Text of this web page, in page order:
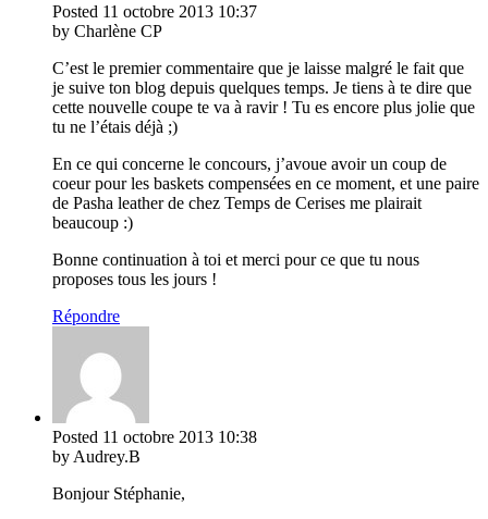
Posted 11 octobre 2013 10:37
by Charlène CP
C’est le premier commentaire que je laisse malgré le fait que
je suive ton blog depuis quelques temps. Je tiens à te dire que
cette nouvelle coupe te va à ravir ! Tu es encore plus jolie que
tu ne l’étais déjà ;)
En ce qui concerne le concours, j’avoue avoir un coup de
coeur pour les baskets compensées en ce moment, et une paire
de Pasha leather de chez Temps de Cerises me plairait
beaucoup :)
Bonne continuation à toi et merci pour ce que tu nous
proposes tous les jours !
Répondre
Posted 11 octobre 2013 10:38
by Audrey.B
Bonjour Stéphanie,